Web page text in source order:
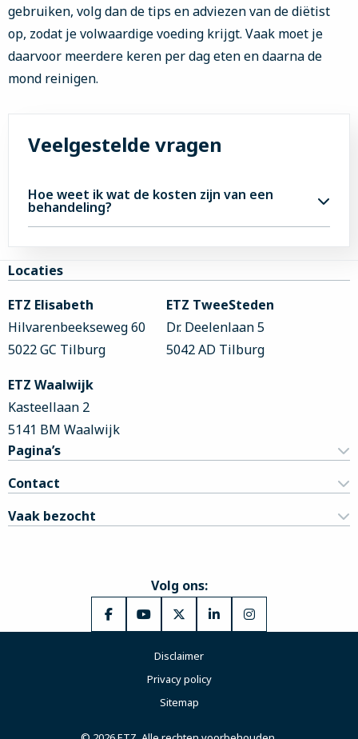
gebruiken, volg dan de tips en adviezen van de diëtist
op, zodat je volwaardige voeding krijgt. Vaak moet je
daarvoor meerdere keren per dag eten en daarna de
mond reinigen.
Veelgestelde vragen
Hoe weet ik wat de kosten zijn van een
behandeling?
aangezichtschirurgie (MKA), en wat de
zorgverzekeraar vergoedt. Zij is bereikbaar op
telefoonnummer (013) 221 02 20.
Site
footer
Locaties
ETZ Elisabeth
Hilvarenbeekseweg 60
5022 GC Tilburg
ETZ TweeSteden
Dr. Deelenlaan 5
5042 AD Tilburg
ETZ Waalwijk
Kasteellaan 2
5141 BM Waalwijk
Pagina’s
Contact
Vaak bezocht
Volg ons:
Ga
Facebook
Ga
YouTube
Ga
X
Ga
Ga
Disclaimer
Privacy policy
Sitemap